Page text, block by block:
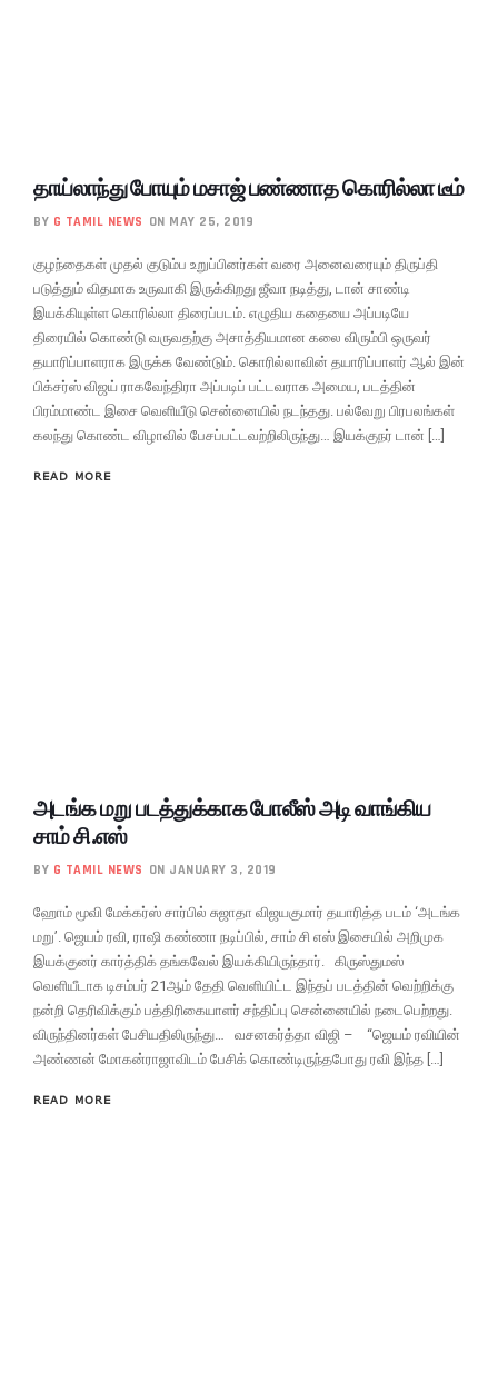
தாய்லாந்து போயும் மசாஜ் பண்ணாத கொரில்லா டீம்
BY G TAMIL NEWS ON MAY 25, 2019
குழந்தைகள் முதல் குடும்ப உறுப்பினர்கள் வரை அனைவரையும் திருப்தி
படுத்தும் விதமாக உருவாகி இருக்கிறது ஜீவா நடித்து, டான் சாண்டி
இயக்கியுள்ள கொரில்லா திரைப்படம். எழுதிய கதையை அப்படியே
திரையில் கொண்டு வருவதற்கு அசாத்தியமான கலை விரும்பி ஒருவர்
தயாரிப்பாளராக இருக்க வேண்டும். கொரில்லாவின் தயாரிப்பாளர் ஆல் இன்
பிக்சர்ஸ் விஜய் ராகவேந்திரா அப்படிப் பட்டவராக அமைய, படத்தின்
பிரம்மாண்ட இசை வெளியீடு சென்னையில் நடந்தது. பல்வேறு பிரபலங்கள்
கலந்து கொண்ட விழாவில் பேசப்பட்டவற்றிலிருந்து… இயக்குநர் டான் […]
READ MORE
அடங்க மறு படத்துக்காக போலீஸ் அடி வாங்கிய
சாம் சி.எஸ்
BY G TAMIL NEWS ON JANUARY 3, 2019
ஹோம் மூவி மேக்கர்ஸ் சார்பில் சுஜாதா விஜயகுமார் தயாரித்த படம் ‘அடங்க
மறு’. ஜெயம் ரவி, ராஷி கண்ணா நடிப்பில், சாம் சி எஸ் இசையில் அறிமுக
இயக்குனர் கார்த்திக் தங்கவேல் இயக்கியிருந்தார். கிருஸ்துமஸ்
வெளியீடாக டிசம்பர் 21ஆம் தேதி வெளியிட்ட இந்தப் படத்தின் வெற்றிக்கு
நன்றி தெரிவிக்கும் பத்திரிகையாளர் சந்திப்பு சென்னையில் நடைபெற்றது.
விருந்தினர்கள் பேசியதிலிருந்து… வசனகர்த்தா விஜி – “ஜெயம் ரவியின்
அண்ணன் மோகன்ராஜாவிடம் பேசிக் கொண்டிருந்தபோது ரவி இந்த […]
READ MORE